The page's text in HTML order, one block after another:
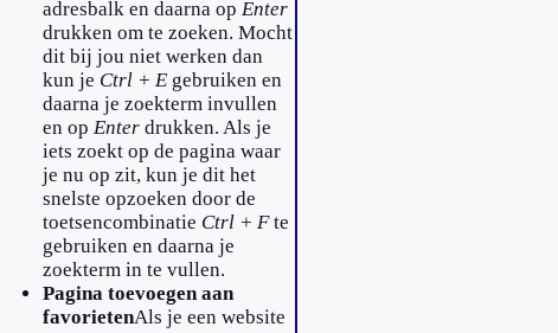
adresbalk en daarna op Enter
drukken om te zoeken. Mocht
dit bij jou niet werken dan
kun je Ctrl + E gebruiken en
daarna je zoekterm invullen
en op Enter drukken. Als je
iets zoekt op de pagina waar
je nu op zit, kun je dit het
snelste opzoeken door de
toetsencombinatie Ctrl + Fte
gebruiken en daarna je
zoekterm in te vullen.
Pagina toevoegen aan
favorietenAls je een website